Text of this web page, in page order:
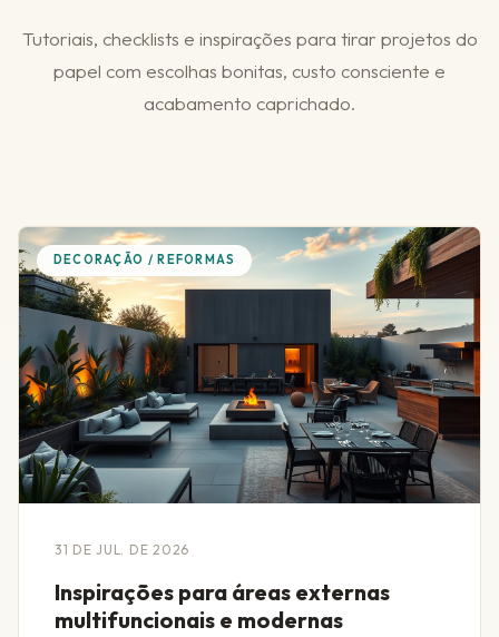
Tutoriais, checklists e inspirações para tirar projetos do
papel com escolhas bonitas, custo consciente e
acabamento caprichado.
DECORAÇÃO / REFORMAS
31 DE JUL. DE 2026
Inspirações para áreas externas
multifuncionais e modernas